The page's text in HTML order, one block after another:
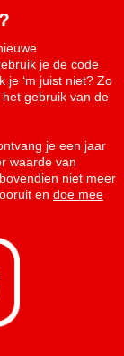
je de code
je ‘m juist niet? Zo
gebruik van de
je een jaar
waarde van
niet meer
en doe mee